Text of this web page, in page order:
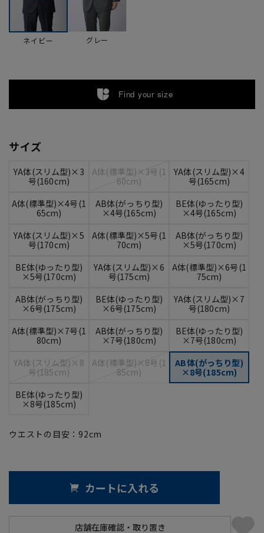
ネイビー グレー
Find your size
サイズ
YA体(スリム型)×3
号(160cm)
A体(標準型)×3号(1
60cm)
YA体(スリム型)×4
号(165cm)
A体(標準型)×4号(1
65cm)
AB体(がっちり型)
×4号(165cm)
BE体(ゆったり型)
×4号(165cm)
YA体(スリム型)×5
号(170cm)
A体(標準型)×5号(1
70cm)
AB体(がっちり型)
×5号(170cm)
BE体(ゆったり型)
×5号(170cm)
YA体(スリム型)×6
号(175cm)
A体(標準型)×6号(1
75cm)
AB体(がっちり型)
×6号(175cm)
BE体(ゆったり型)
×6号(175cm)
YA体(スリム型)×7
号(180cm)
A体(標準型)×7号(1
80cm)
AB体(がっちり型)
×7号(180cm)
BE体(ゆったり型)
×7号(180cm)
YA体(スリム型)×8
号(185cm)
A体(標準型)×8号(1
85cm)
AB体(がっちり型)
×8号(185cm)
BE体(ゆったり型)
×8号(185cm)
ウエストの目安： 92cm
カートに入れる